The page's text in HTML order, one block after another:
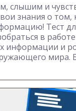
слышим и
знания о том,
Тест
в
информации и
мира.